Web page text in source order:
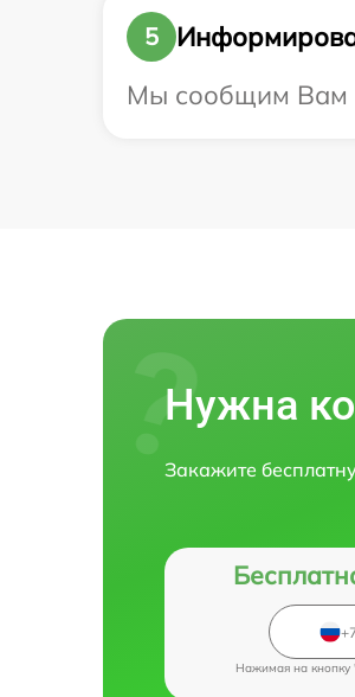
5
Мы сообщим Вам
Нужна
Закажите
Нажимая на кнопку